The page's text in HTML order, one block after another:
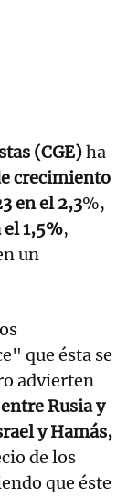
(CGE)ha
crecimiento
en el 2,3%,
1,5%,
un
que ésta se
advierten
Rusia y
y Hamás,
de los
que éste